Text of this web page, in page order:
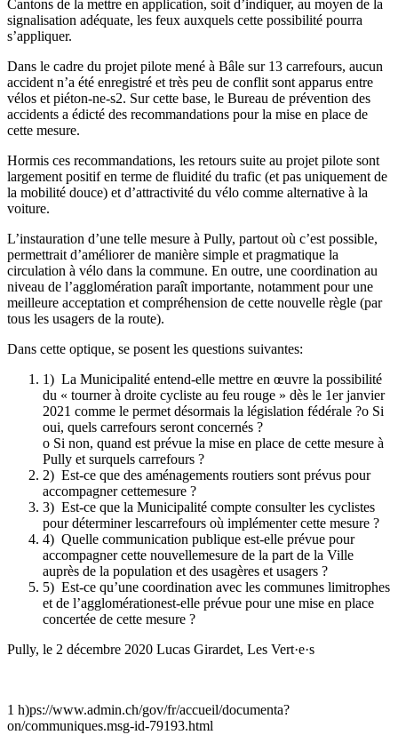
Cantons de la mettre en application, soit d’indiquer, au moyen de la
signalisation adéquate, les feux auxquels cette possibilité pourra
s’appliquer.
Dans le cadre du projet pilote mené à Bâle sur 13 carrefours, aucun
accident n’a été enregistré et très peu de conflit sont apparus entre
vélos et piéton-ne-s2. Sur cette base, le Bureau de prévention des
accidents a édicté des recommandations pour la mise en place de
cette mesure.
Hormis ces recommandations, les retours suite au projet pilote sont
largement positif en terme de fluidité du trafic (et pas uniquement de
la mobilité douce) et d’attractivité du vélo comme alternative à la
voiture.
L’instauration d’une telle mesure à Pully, partout où c’est possible,
permettrait d’améliorer de manière simple et pragmatique la
circulation à vélo dans la commune. En outre, une coordination au
niveau de l’agglomération paraît importante, notamment pour une
meilleure acceptation et compréhension de cette nouvelle règle (par
tous les usagers de la route).
Dans cette optique, se posent les questions suivantes:
1) La Municipalité entend-elle mettre en œuvre la possibilité
du « tourner à droite cycliste au feu rouge » dès le 1er janvier
2021 comme le permet désormais la législation fédérale ?o Si
oui, quels carrefours seront concernés ?
o Si non, quand est prévue la mise en place de cette mesure à
Pully et surquels carrefours ?
2) Est-ce que des aménagements routiers sont prévus pour
accompagner cettemesure ?
3) Est-ce que la Municipalité compte consulter les cyclistes
pour déterminer lescarrefours où implémenter cette mesure ?
4) Quelle communication publique est-elle prévue pour
accompagner cette nouvellemesure de la part de la Ville
auprès de la population et des usagères et usagers ?
5) Est-ce qu’une coordination avec les communes limitrophes
et de l’agglomérationest-elle prévue pour une mise en place
concertée de cette mesure ?
Pully, le 2 décembre 2020 Lucas Girardet, Les Vert·e·s
1 h)ps://www.admin.ch/gov/fr/accueil/documenta?
on/communiques.msg-id-79193.html